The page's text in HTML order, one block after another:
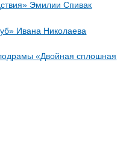
Эмилии Спивак
Ивана Николаева
«Двойная сплошная